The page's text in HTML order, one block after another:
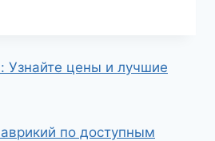
Узнайте цены и лучшие
по доступным